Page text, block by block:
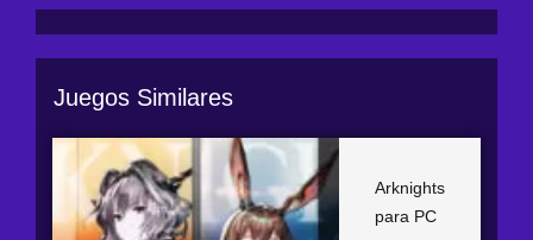
Juegos Similares
Arknights
para PC